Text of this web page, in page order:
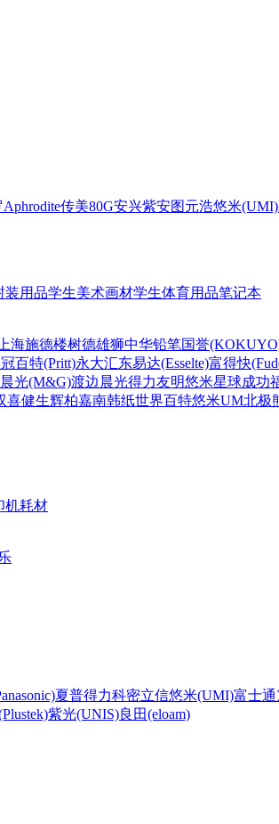
传美80G安兴紫安图元浩悠米(UMI)
装用品学生美术画材学生体育用品笔记本
上海施德楼树德雄狮中华铅笔国誉
百特(Pritt)永大汇东易达(Esselte)富得快
晨光(M&G)渡边 晨光得力友明悠米星球成功
喜健生辉柏嘉南韩纸世界百特悠米UM北极
机耗材
夏普得力科密立信悠米(UMI)富士通
紫光(UNIS)良田(eloam)